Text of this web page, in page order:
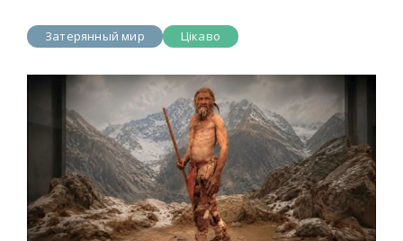
Затерянный мир Цікаво